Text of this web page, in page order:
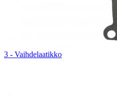
3 - Vaihdelaatikko